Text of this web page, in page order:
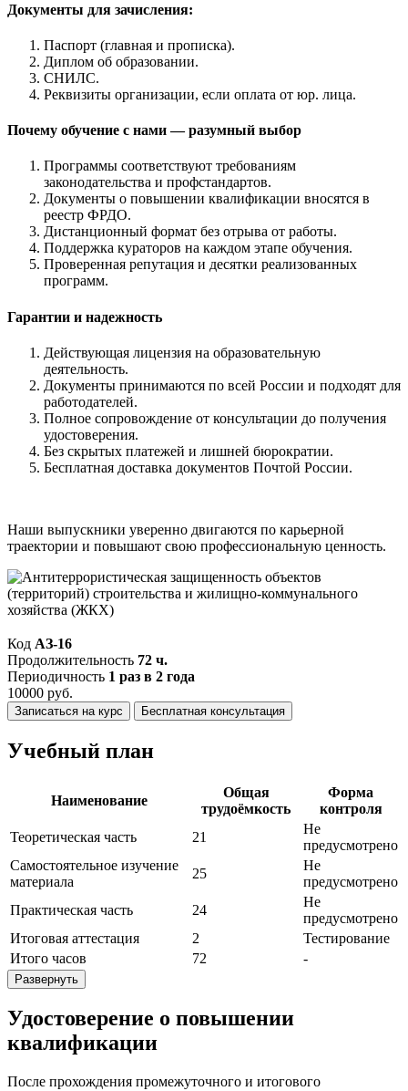
Документы для зачисления:
Паспорт (главная и прописка).
Диплом об образовании.
СНИЛС.
Реквизиты организации, если оплата от юр. лица.
Почему обучение с нами — разумный выбор
Программы соответствуют требованиям
законодательства и профстандартов.
Документы о повышении квалификации вносятся в
реестр ФРДО.
Дистанционный формат без отрыва от работы.
Поддержка кураторов на каждом этапе обучения.
Проверенная репутация и десятки реализованных
программ.
Гарантии и надежность
Действующая лицензия на образовательную
деятельность.
Документы принимаются по всей России и подходят для
работодателей.
Полное сопровождение от консультации до получения
удостоверения.
Без скрытых платежей и лишней бюрократии.
Бесплатная доставка документов Почтой России.
Наши выпускники уверенно двигаются по карьерной
траектории и повышают свою профессиональную ценность.
Код АЗ-16
Продолжительность 72 ч.
Периодичность 1 раз в 2 года
10000 руб.
Записаться на курс Бесплатная консультация
Учебный план
Наименование
Общая
трудоёмкость
Форма
контроля
Теоретическая часть
21
Не
предусмотрено
Самостоятельное изучение
материала
25
Не
предусмотрено
Практическая часть
24
Не
предусмотрено
Итоговая аттестация
2
Тестирование
Итого часов
72 -
Развернуть
Удостоверение о повышении
квалификации
После прохождения промежуточного и итогового